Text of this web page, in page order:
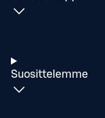
Suosittelemme